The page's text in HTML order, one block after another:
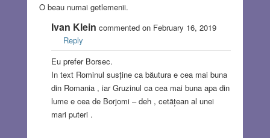
O beau numai getlemenii.
Ivan Klein commented on February 16, 2019
Reply
Eu prefer Borsec.
In text Rominul susține ca băutura e cea mai buna
din Romania , iar Gruzinul ca cea mai buna apa din
lume e cea de Borjomi – deh , cetățean al unei
mari puteri .